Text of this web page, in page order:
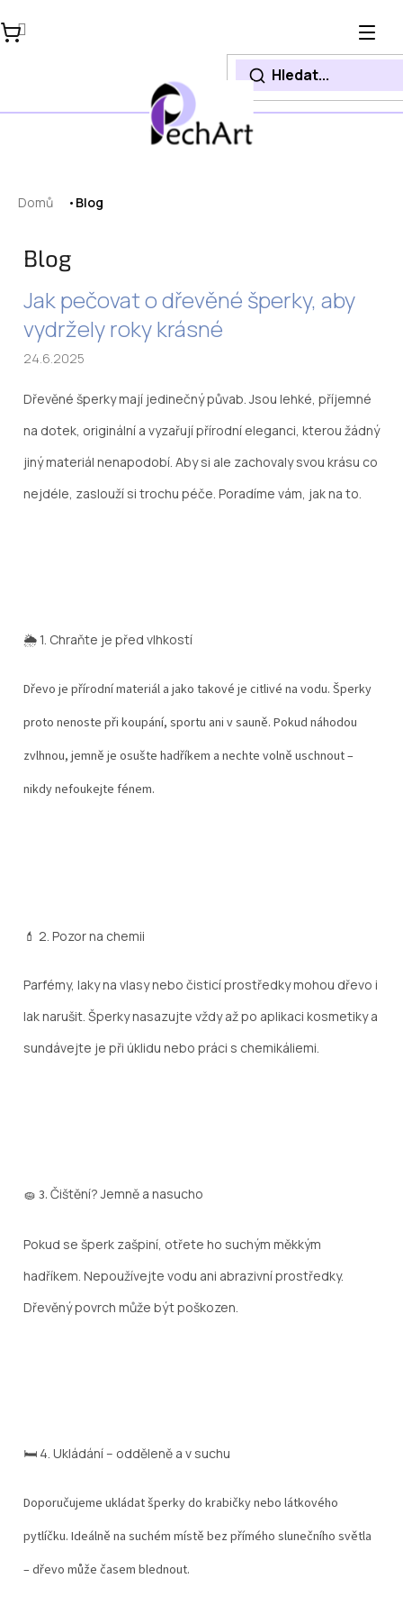
na
obsah
Domů Blog
Blog
V
ý
p
i
č
á
n
k
ů
Jak pečovat o dřevěné šperky, aby
vydržely roky krásné
24.6.2025
Dřevěné šperky mají jedinečný půvab. Jsou lehké, příjemné
na dotek, originální a vyzařují přírodní eleganci, kterou žádný
jiný materiál nenapodobí. Aby si ale zachovaly svou krásu co
nejdéle, zaslouží si trochu péče. Poradíme vám, jak na to.
🌦️ 1. Chraňte je před vlhkostí
Dřevo je přírodní materiál a jako takové je citlivé na vodu. Šperky
proto nenoste při koupání, sportu ani v sauně. Pokud náhodou
zvlhnou, jemně je osušte hadříkem a nechte volně uschnout –
nikdy nefoukejte fénem.
💄 2. Pozor na chemii
Parfémy, laky na vlasy nebo čisticí prostředky mohou dřevo i
lak narušit. Šperky nasazujte vždy až po aplikaci kosmetiky a
sundávejte je při úklidu nebo práci s chemikáliemi.
🧽 3. Čištění? Jemně a nasucho
Pokud se šperk zašpiní, otřete ho suchým měkkým
hadříkem. Nepoužívejte vodu ani abrazivní prostředky.
Dřevěný povrch může být poškozen.
🛏️ 4. Ukládání – odděleně a v suchu
Doporučujeme ukládat šperky do krabičky nebo látkového
pytlíčku. Ideálně na suchém místě bez přímého slunečního světla
– dřevo může časem blednout.